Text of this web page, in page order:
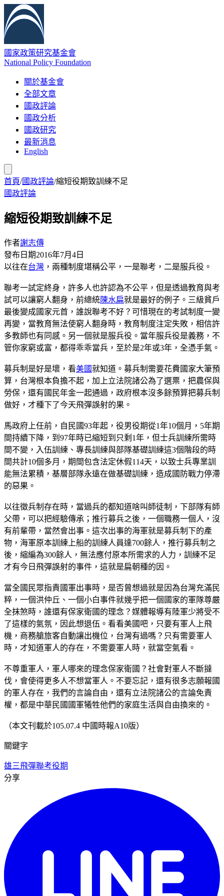
國家政策研究基金會
National Policy Foundation
關於基金會
全部文章
國政評論
國政分析
國政研究
最新消息
English
首頁/國政評論/縮短役期致訓練不足
國政評論
縮短役期致訓練不足
作者謝志傳
發布日期2016年7月4日
以往在台灣 ，兩種制度堪稱公平，一是聯考，二是服兵役。
聯考一試定終身，許多人也許認為不公平，但是透過教育與考
試可以讓窮人翻身，前總統陳水扁就是最好的例子。三級貧戶
最後變成國家元首，誰說聯考不好？可惜現在的考試制度一變
再變，當教育無法使窮人翻身時，教育制度注定失敗，相信許
多教師也有同感。另一個就是服兵役。當年服兵役是義務，不
管你家窮或富，都得乖乖當兵，至於是2年或3年，全憑手氣。
募兵制是好是壞，看美國就知道。募兵制需要花費國家大筆預
算，台灣根本負擔不起，加上立法院諸公為了選票，把農保與
勞保，還有國民年金一起通過，政府根本沒多餘預算把募兵制
做好，才種下了今天飛彈誤射的果。
馬政府上任前，自民國93年起，役男役期從1年10個月，5年期
間持續下降，到97年時已縮短到只剩1年，但士兵訓練所需時
間不變，入伍訓練、專長訓練與部隊基礎訓練這3個階段的時
間共計10個多月，期間包含法定休假114天，以致士兵專業訓
能無法累積，基層部隊永遠在做基礎訓練，造成國防戰力停滯
的惡果。
以往徵兵制存在時，當過兵的都知道啥叫師徒制，下部隊有師
父帶，可以把經驗傳承；推行募兵之後，一個職務一個人，沒
有前輩帶，當然會出事。這次出事的海軍就是募兵制下的產
物，海軍原本訓練上船的訓練人員達700餘人，推行募兵制之
後，縮編為300餘人，無法應付原本所需求的人力，訓練不足
才有今日飛彈誤射的事件，這就是扁朝種的因。
當全國民眾指責國軍出事時，是否曾想過就是因為台灣充滿民
粹，一個洪仲丘、一個小白事件就幾乎把一個國家的軍隊尊嚴
全抹煞時，誰還有保家衛國的理念？媒體報導有陸軍少將受不
了這樣的氣氛，因此想退伍。看看美國吧，只要有軍人上飛
機，商務艙旅客自動讓出機位，台灣有過嗎？只有需要軍人
時，才知道軍人的存在，不需要軍人時，就當空氣看。
不尊重軍人，軍人哪來的理念保家衛國？社會對軍人不斷撻
伐，會使得更多人不想當軍人。不要忘記，還有很多志願報國
的軍人存在，我們的言論自由，還有立法院諸公的言論免責
權，都是中華民國國軍犧牲他們的家庭生活與自由換來的。
（本文刊載於105.07.4 中國時報A10版）
關鍵字
雄三飛彈聯考役期
分享